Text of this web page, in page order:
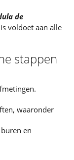
de
voldoet aan alle
stappen
waaronder
en